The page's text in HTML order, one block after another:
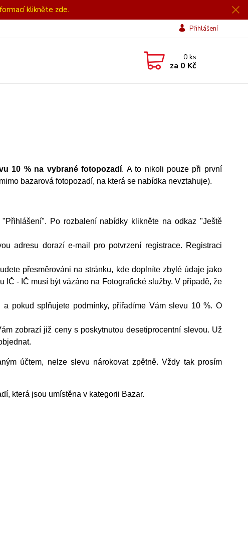
klikněte zde.
Přihlášení
0ks
za 0 Kč
10 % na vybrané fotopozadí. A to nikoli pouze při první
bazarová fotopozadí, na která se nabídka nevztahuje).
Po rozbalení nabídky klikněte na odkaz "Ještě
adresu dorazí e-mail pro potvrzení registrace. Registraci
přesměrováni na stránku, kde doplníte zbylé údaje jako
- IČ musí být vázáno na Fotografické služby. V případě, že
pokud splňujete podmínky, přiřadíme Vám slevu 10 %. O
zobrazí již ceny s poskytnutou desetiprocentní slevou. Už
účtem, nelze slevu nárokovat zpětně. Vždy tak prosím
která jsou umístěna v kategorii Bazar.